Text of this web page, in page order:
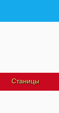
Станицы